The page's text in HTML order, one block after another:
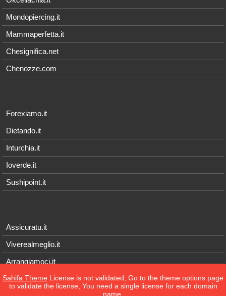
Mondopiercing.it
Mammaperfetta.it
Chesignifica.net
Chenozze.com
Forexiamo.it
Dietando.it
Inturchia.it
Ioverde.it
Sushipoint.it
Assicuratu.it
Viverealmeglio.it
Arrangiamoci.it
Tecnichef.it
Sahifa Theme License is not validated, Go to the theme options page
to validate the license, You need a single license for each domain
name.